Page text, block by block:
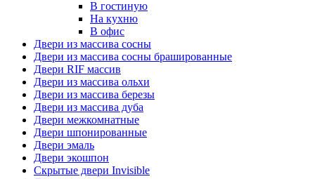
В гостиную
На кухню
В офис
Двери из массива сосны
Двери из массива сосны брашированные
Двери RIF массив
Двери из массива ольхи
Двери из массива березы
Двери из массива дуба
Двери межкомнатные
Двери шпонированные
Двери эмаль
Двери экошпон
Скрытые двери Invisible